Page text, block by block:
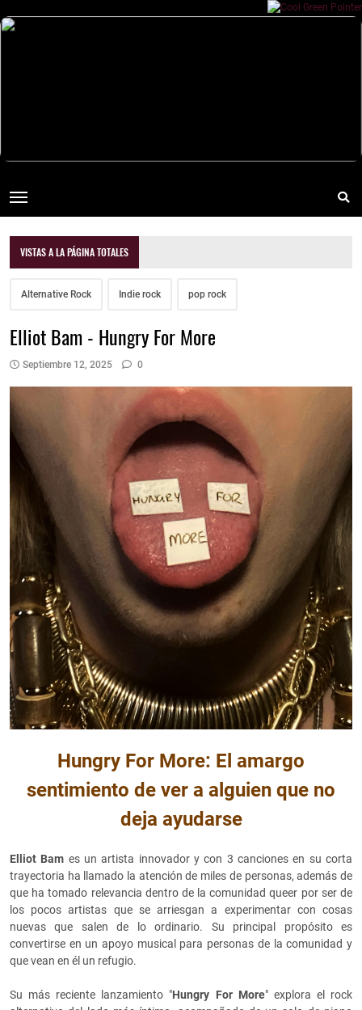
VISTAS A LA PÁGINA TOTALES
Alternative Rock Indie rock pop rock
Elliot Bam - Hungry For More
Septiembre 12, 2025 0
Hungry For More: El amargo
sentimiento de ver a alguien que no
deja ayudarse
Elliot Bam es un artista innovador y con 3 canciones en su corta
trayectoria ha llamado la atención de miles de personas, además de
que ha tomado relevancia dentro de la comunidad queer por ser de
los pocos artistas que se arriesgan a experimentar con cosas
nuevas que salen de lo ordinario. Su principal propósito es
convertirse en un apoyo musical para personas de la comunidad y
que vean en él un refugio.
Su más reciente lanzamiento "Hungry For More" explora el rock